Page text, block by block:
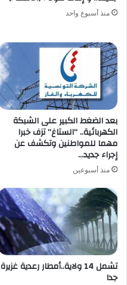
منذ أسبوع واحد
بعد الضغط الكبير على الشبكة
الكهربائية.. “الستاغ” تزف خبرا
مهما للمواطنين وتكشف عن
إجراء جديد…
منذ أسبوعين
تشمل 14 ولاية..أمطار رعدية غزيرة
جدا